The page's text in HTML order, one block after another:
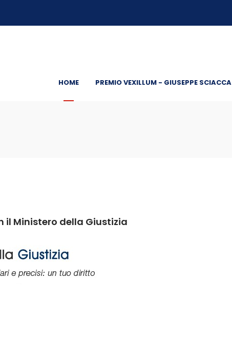
HOME PREMIO VEXILLUM - GIUSEPPE SCIACCA
il Ministero della Giustizia